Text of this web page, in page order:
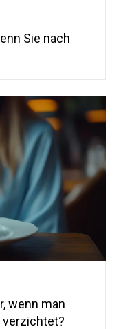
Sie nach
wenn man
verzichtet?